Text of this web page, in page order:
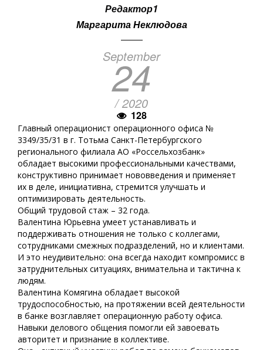
Редактор1
Маргарита Неклюдова
September
24
/ 2020
128
Главный операционист операционного офиса №
3349/35/31 в г. Тотьма Санкт-Петербургского
регионального филиала АО «Россельхозбанк»
обладает высокими профессиональными качествами,
конструктивно принимает нововведения и применяет
их в деле, инициативна, стремится улучшать и
оптимизировать деятельность.
Общий трудовой стаж – 32 года.
Валентина Юрьевна умеет устанавливать и
поддерживать отношения не только с коллегами,
сотрудниками смежных подразделений, но и клиентами.
И это неудивительно: она всегда находит компромисс в
затруднительных ситуациях, внимательна и тактична к
людям.
Валентина Комягина обладает высокой
трудоспособностью, на протяжении всей деятельности
в банке возглавляет операционную работу офиса.
Навыки делового общения помогли ей завоевать
авторитет и признание в коллективе.